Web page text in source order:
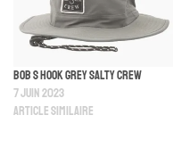
Bob S Hook Grey Salty Crew
7 juin 2023
Article similaire